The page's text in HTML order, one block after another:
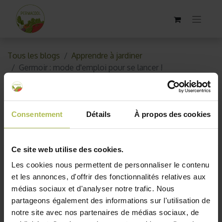
Consentement Détails À propos des cookies
Ce site web utilise des cookies.
Les cookies nous permettent de personnaliser le contenu
et les annonces, d'offrir des fonctionnalités relatives aux
médias sociaux et d'analyser notre trafic. Nous
partageons également des informations sur l'utilisation de
notre site avec nos partenaires de médias sociaux, de
Tous les blogs
Apprendre à jardiner
Germoir : mode d'emploi pour se lancer !
Germoir : mode d'emploi pour
se lancer !